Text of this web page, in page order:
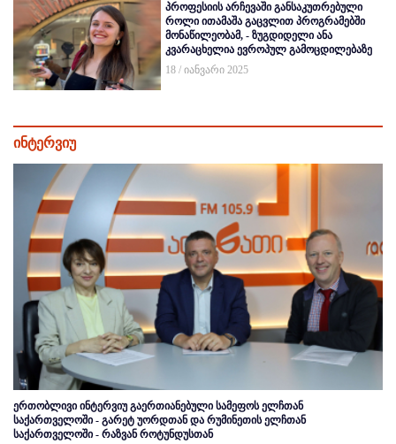
პროფესიის არჩევაში განსაკუთრებული
როლი ითამაშა გაცვლით პროგრამებში
მონაწილეობამ, - ზუგდიდელი ანა
კვარაცხელია ევროპულ გამოცდილებაზე
18 / იანვარი 2025
ინტერვიუ
ერთობლივი ინტერვიუ გაერთიანებული სამეფოს ელჩთან
საქართველოში - გარეტ უორდთან და რუმინეთის ელჩთან
საქართველოში - რაზვან როტუნდუსთან